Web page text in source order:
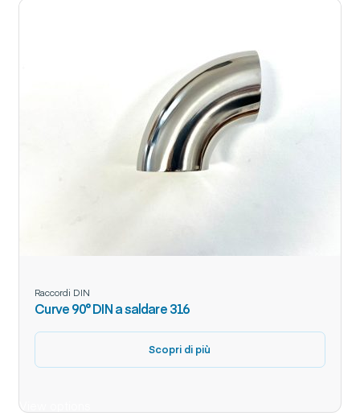
Raccordi DIN
Curve 90° DIN a saldare 316
Scopri di più
View options